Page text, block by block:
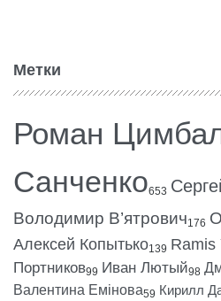
Метки
Роман
Санченко653
Володимир В’ятрович176
Алексей Копытько139 Ramis
Портников99 Иван Лютый98
Валентина Емінова59 Кирилл